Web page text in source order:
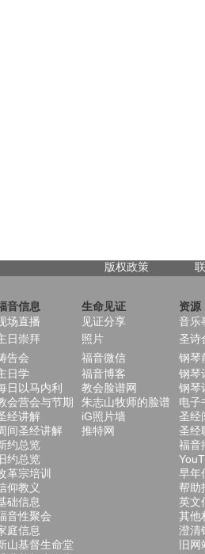
版权政策
音信息 生命见证
资源
场直播 见证分享
音乐
日崇拜 照片
圣诗
告会 福音微信
钢琴
日学 福音博客
钢琴
日以马内利 教会脸谱网
钢琴
会营会与节期 朱志山牧师的脸谱
电子
经讲解 iG照片墙
圣经
间圣经讲解 推特网
圣经
约总览
福音
旧约总览
革宗培训
早年
仰教义
帮助
础信息
英文
音性聚会
其他
庭信息
澄清
山基督生命堂
旧